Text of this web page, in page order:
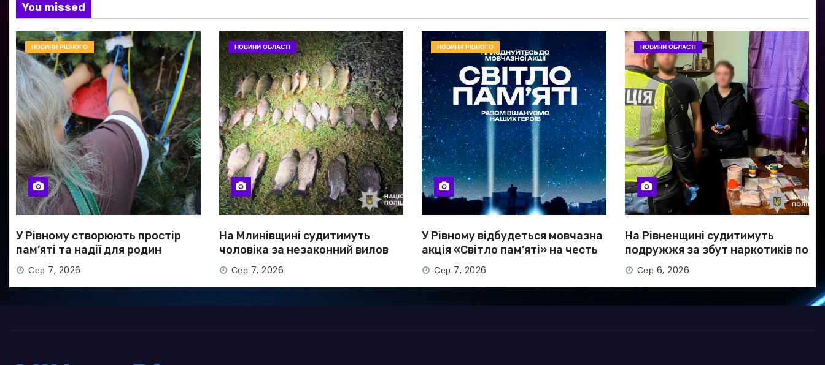
You missed
НОВИНИ РІВНОГО
У Рівному створюють простір
пам’яті та надії для родин
безвісти зниклих і полонених
військових
Сер 7, 2026
НОВИНИ ОБЛАСТІ
На Млинівщині судитимуть
чоловіка за незаконний вилов
риби на понад 80 тисяч гривень
Сер 7, 2026
НОВИНИ РІВНОГО
У Рівному відбудеться мовчазна
акція «Світло пам’яті» на честь
полеглих Захисників
Сер 7, 2026
НОВИНИ ОБЛАСТІ
На Рівненщині судитимуть
подружжя за збут наркотиків по
всій Україні
Сер 6, 2026